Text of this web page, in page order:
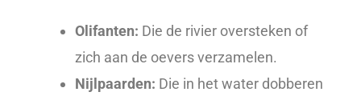
Olifanten: Die de rivier oversteken of
zich aan de oevers verzamelen.
Nijlpaarden: Die in het water dobberen